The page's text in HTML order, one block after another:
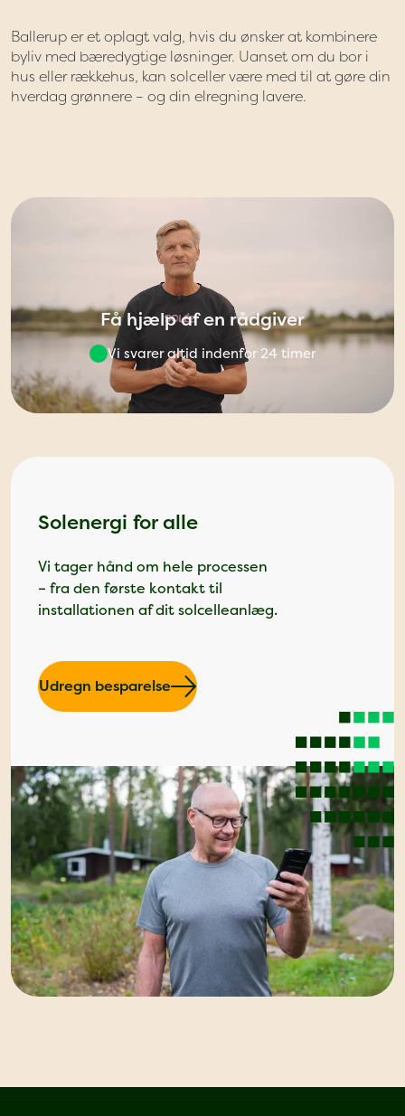
Ballerup er et oplagt valg, hvis du ønsker at kombinere
byliv med bæredygtige løsninger. Uanset om du bor i
hus eller rækkehus, kan solceller være med til at gøre din
hverdag grønnere – og din elregning lavere.
Få hjælp af en rådgiver
Vi svarer altid indenfor 24 timer
Solenergi for alle
Vi tager hånd om hele processen
– fra den første kontakt til
installationen af dit solcelleanlæg.
Udregn besparelse